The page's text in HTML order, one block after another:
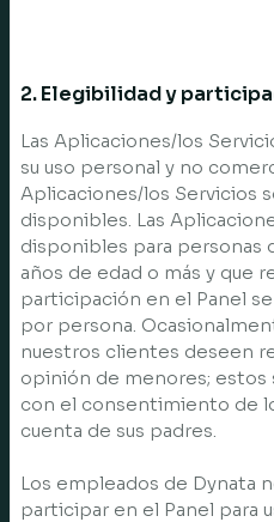
2. Elegibilidad y
Las Aplicaciones/los
su uso personal y no
Aplicaciones/los Servicios
disponibles. Las
disponibles para personas
años de edad o más y que
participación en el Panel
por persona.
nuestros clientes deseen
opinión de menores;
con el consentimiento de
cuenta de sus padres.
Los empleados de Dynata
participar en el Panel para